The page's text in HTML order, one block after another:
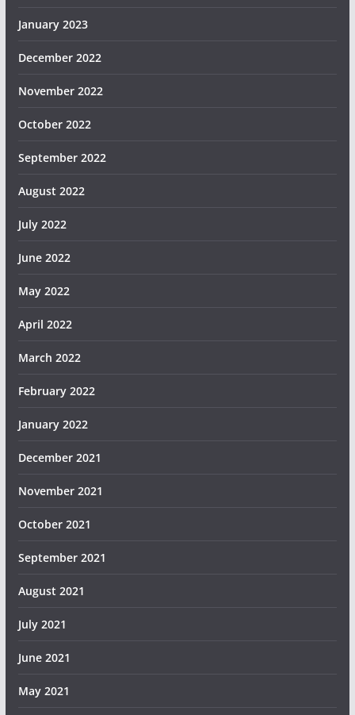
January 2023
December 2022
November 2022
October 2022
September 2022
August 2022
July 2022
June 2022
May 2022
April 2022
March 2022
February 2022
January 2022
December 2021
November 2021
October 2021
September 2021
August 2021
July 2021
June 2021
May 2021